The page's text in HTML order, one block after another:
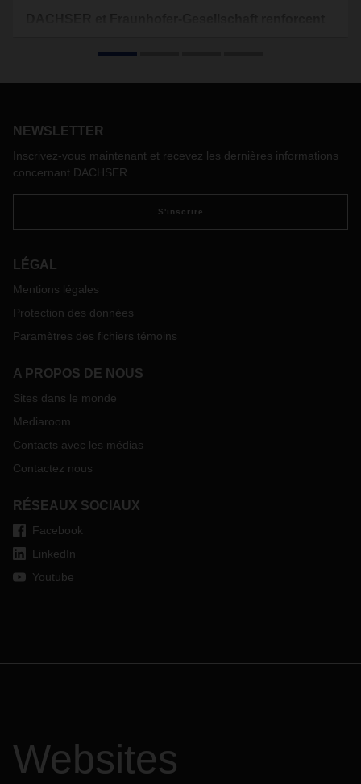
logistiques mondial DACHSER a élargi son partenariat avec
d’équipes d’innovation mixtes depuis 2017, l’entreprise
Systems (IAIS), basé à Sankt Augustin, près de Bonn.
NEWSLETTER
Inscrivez-vous maintenant et recevez les dernières informations
concernant DACHSER
S'inscrire
LÉGAL
Mentions légales
Protection des données
Paramètres des fichiers témoins
A PROPOS DE NOUS
Sites dans le monde
Mediaroom
Contacts avec les médias
Contactez nous
RÉSEAUX SOCIAUX
Facebook
LinkedIn
Youtube
Websites